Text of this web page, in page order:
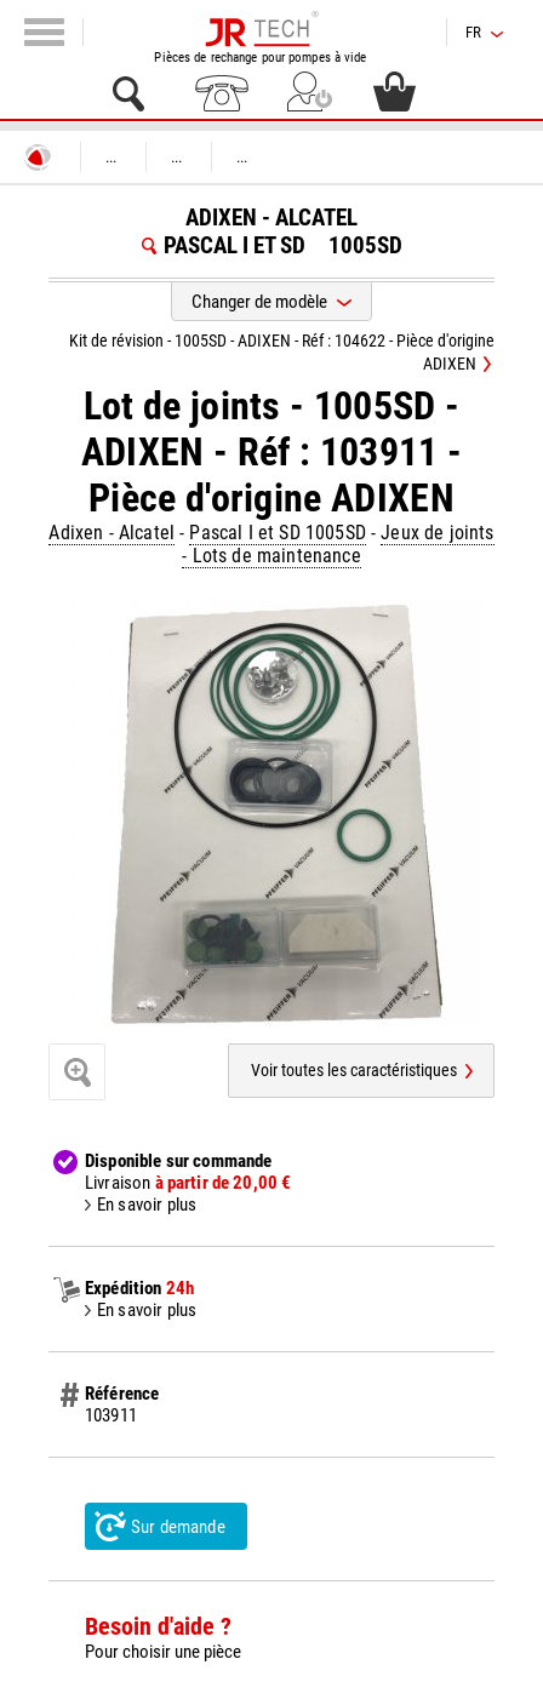
Pièces de rechange pour pompes à vide
FR
... ... ...
ADIXEN - ALCATEL
PASCAL I ET SD
1005SD
Changer de modèle
Lot de joints - 1005SD -
ADIXEN - Réf : 103911 -
Pièce d'origine ADIXEN
Adixen - Alcatel - Pascal I et SD 1005SD-Jeux de joints
- Lots de maintenance
Kit de révision - 1005SD - ADIXEN - Réf : 104622 - Pièce d'origine
ADIXEN
Voir toutes les caractéristiques
Disponible sur commande
Livraison à partir de 20,00 €
En savoir plus
Expédition 24h
En savoir plus
Référence
103911
Sur demande
Besoin d'aide ?
Pour choisir une pièce